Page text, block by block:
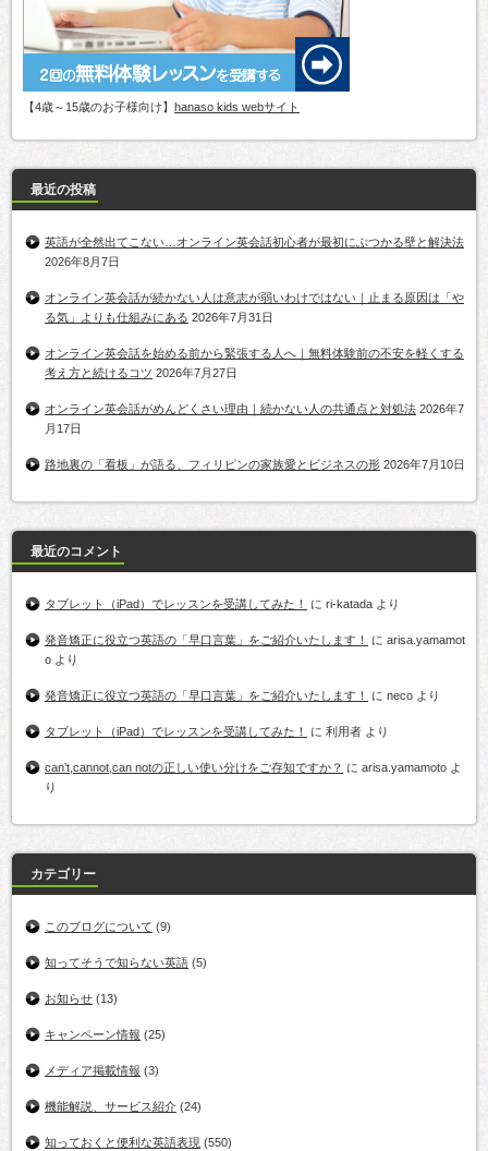
【4歳～15歳のお子様向け】 hanaso kids webサイト
最近の投稿
英語が全然出てこない…オンライン英会話初心者が最初にぶつかる壁と解決法
2026年8月7日
オンライン英会話が続かない人は意志が弱いわけではない｜止まる原因は「や
る気」よりも仕組みにある 2026年7月31日
オンライン英会話を始める前から緊張する人へ｜無料体験前の不安を軽くする
考え方と続けるコツ 2026年7月27日
オンライン英会話がめんどくさい理由｜続かない人の共通点と対処法 2026年7
月17日
路地裏の「看板」が語る、フィリピンの家族愛とビジネスの形 2026年7月10日
最近のコメント
タブレット（iPad）でレッスンを受講してみた！ に ri-katada より
発音矯正に役立つ英語の「早口言葉」をご紹介いたします！ に arisa.yamamot
o より
発音矯正に役立つ英語の「早口言葉」をご紹介いたします！ に neco より
タブレット（iPad）でレッスンを受講してみた！ に 利用者 より
can’t,cannot,can notの正しい使い分けをご存知ですか？ に arisa.yamamoto よ
り
カテゴリー
このブログについて (9)
知ってそうで知らない英語 (5)
お知らせ (13)
キャンペーン情報 (25)
メディア掲載情報 (3)
機能解説、サービス紹介 (24)
知っておくと便利な英語表現 (550)